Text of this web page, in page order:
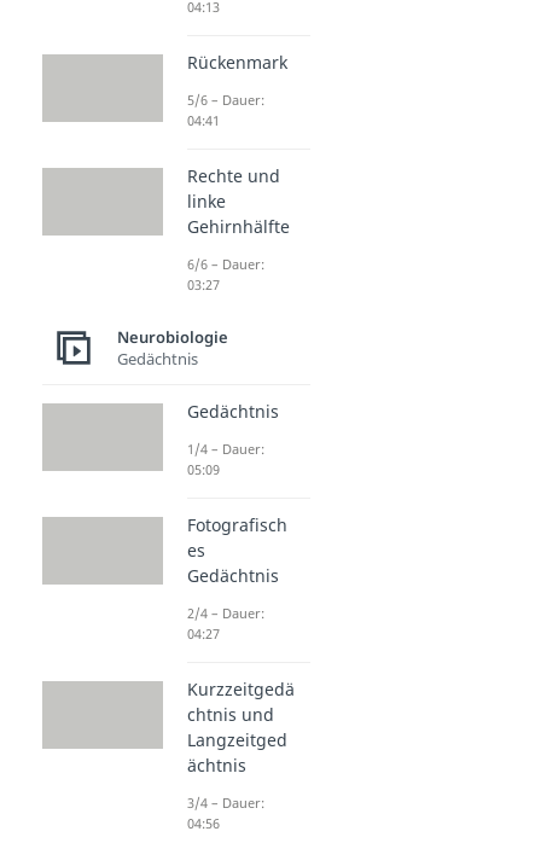
04:13
Rückenmark
5/6 – Dauer:
04:41
Rechte und
linke
Gehirnhälfte
6/6 – Dauer:
03:27
Neurobiologie
Gedächtnis
Gedächtnis
1/4 – Dauer:
05:09
Fotografisch
es
Gedächtnis
2/4 – Dauer:
04:27
Kurzzeitgedä
chtnis und
Langzeitged
ächtnis
3/4 – Dauer:
04:56